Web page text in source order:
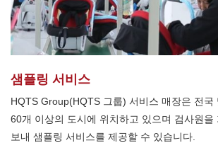
샘플링 서비스
HQTS Group(HQTS 그룹) 서비스 매장은 전국
60개 이상의 도시에 위치하고 있으며 검사원을
보내 샘플링 서비스를 제공할 수 있습니다.